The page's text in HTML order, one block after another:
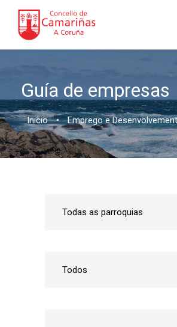
Guía de empresas
Inicio • Emprego e